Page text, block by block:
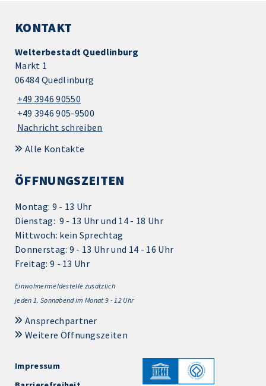
KONTAKT
Welterbestadt Quedlinburg
Markt 1
06484 Quedlinburg
+49 3946 90550
+49 3946 905-9500
Nachricht schreiben
Alle Kontakte
ÖFFNUNGSZEITEN
Montag: 9 - 13 Uhr
Dienstag: 9 - 13 Uhr und 14 - 18 Uhr
Mittwoch: kein Sprechtag
Donnerstag: 9 - 13 Uhr und 14 - 16 Uhr
Freitag: 9 - 13 Uhr
Einwohnermeldestelle zusätzlich
jeden 1. Sonnabend im Monat 9 - 12 Uhr
Ansprechpartner
Weitere Öffnungszeiten
Impressum